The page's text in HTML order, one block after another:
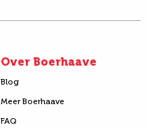
Over Boerhaave
Blog
Meer Boerhaave
FAQ